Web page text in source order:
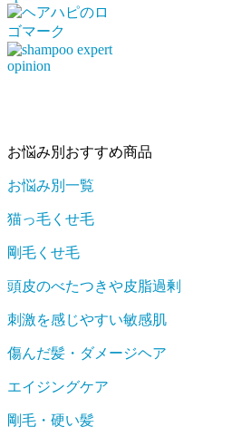
お悩み別おすすめ商品
お悩み別一覧
猫っ毛くせ毛
剛毛くせ毛
頭皮のべたつきや皮脂過剰
刺激を感じやすい敏感肌
傷んだ髪・ダメージヘア
エイジングケア
剛毛・硬い髪